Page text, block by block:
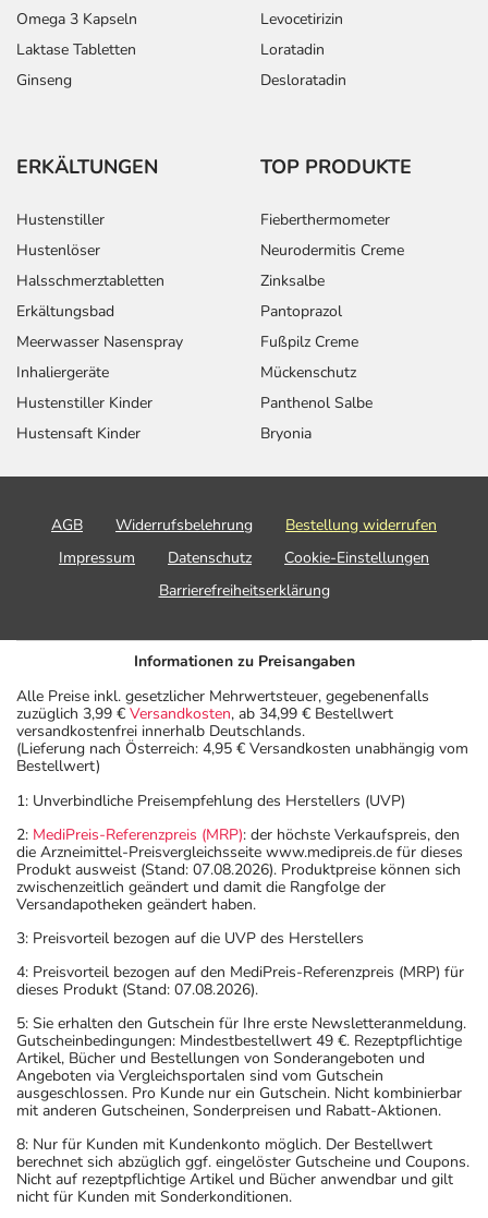
Omega 3 Kapseln
Laktase Tabletten
Ginseng
Levocetirizin
Loratadin
Desloratadin
ERKÄLTUNGEN
Hustenstiller
Hustenlöser
Halsschmerztabletten
Erkältungsbad
Meerwasser Nasenspray
Inhaliergeräte
Hustenstiller Kinder
Hustensaft Kinder
TOP PRODUKTE
Fieberthermometer
Neurodermitis Creme
Zinksalbe
Pantoprazol
Fußpilz Creme
Mückenschutz
Panthenol Salbe
Bryonia
AGB Widerrufsbelehrung
Bestellung widerrufen
Impressum
Datenschutz
Cookie-Einstellungen
Barrierefreiheitserklärung
Informationen zu Preisangaben
Alle Preise inkl. gesetzlicher Mehrwertsteuer, gegebenenfalls
zuzüglich 3,99 € Versandkosten, ab 34,99 € Bestellwert
versandkostenfrei innerhalb Deutschlands.
(Lieferung nach Österreich: 4,95 € Versandkosten unabhängig vom
Bestellwert)
1: Unverbindliche Preisempfehlung des Herstellers (UVP)
2: MediPreis-Referenzpreis (MRP): der höchste Verkaufspreis, den
die Arzneimittel-Preisvergleichsseite www.medipreis.de für dieses
Produkt ausweist (Stand: 07.08.2026). Produktpreise können sich
zwischenzeitlich geändert und damit die Rangfolge der
Versandapotheken geändert haben.
3: Preisvorteil bezogen auf die UVP des Herstellers
4: Preisvorteil bezogen auf den MediPreis-Referenzpreis (MRP) für
dieses Produkt (Stand: 07.08.2026).
5: Sie erhalten den Gutschein für Ihre erste Newsletteranmeldung.
Gutscheinbedingungen: Mindestbestellwert 49 €. Rezeptpflichtige
Artikel, Bücher und Bestellungen von Sonderangeboten und
Angeboten via Vergleichsportalen sind vom Gutschein
ausgeschlossen. Pro Kunde nur ein Gutschein. Nicht kombinierbar
mit anderen Gutscheinen, Sonderpreisen und Rabatt-Aktionen.
8: Nur für Kunden mit Kundenkonto möglich. Der Bestellwert
berechnet sich abzüglich ggf. eingelöster Gutscheine und Coupons.
Nicht auf rezeptpflichtige Artikel und Bücher anwendbar und gilt
nicht für Kunden mit Sonderkonditionen.